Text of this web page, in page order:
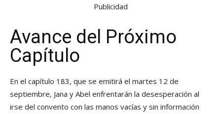
Publicidad
Avance del Próximo
Capítulo
En el capítulo 183, que se emitirá el martes 12 de
septiembre, Jana y Abel enfrentarán la desesperación al
irse del convento con las manos vacías y sin información